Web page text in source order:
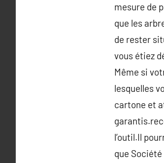
mesure de
que les
de rester
vous étiez
Même si
lesquelles
cartone et
l’outil.Il
que